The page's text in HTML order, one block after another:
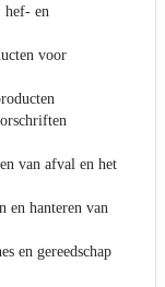
hef- en
voor
van afval en het
en hanteren van
en gereedschap